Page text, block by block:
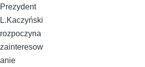
Prezydent
L.Kaczyński
rozpoczyna
zainteresow
anie